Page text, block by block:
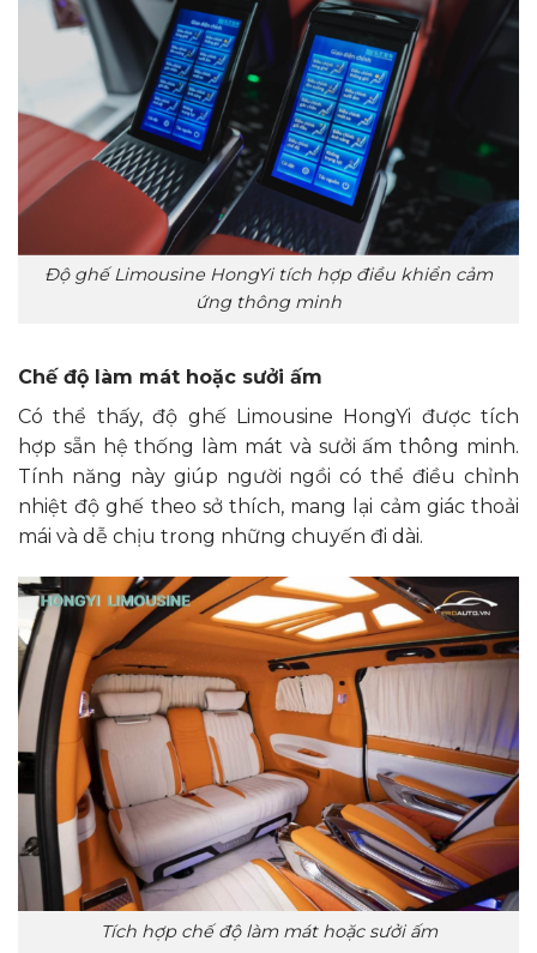
Độ ghế Limousine HongYi tích hợp điều khiển cảm
ứng thông minh
Chế độ làm mát hoặc sưởi ấm
Có thể thấy, độ ghế Limousine HongYi được tích
hợp sẵn hệ thống làm mát và sưởi ấm thông minh.
Tính năng này giúp người ngồi có thể điều chỉnh
nhiệt độ ghế theo sở thích, mang lại cảm giác thoải
mái và dễ chịu trong những chuyến đi dài.
Tích hợp chế độ làm mát hoặc sưởi ấm